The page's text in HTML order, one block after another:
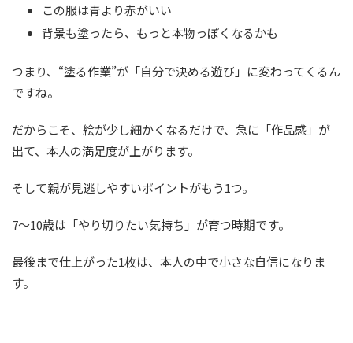
この服は青より赤がいい
背景も塗ったら、もっと本物っぽくなるかも
つまり、“塗る作業”が「自分で決める遊び」に変わってくるん
ですね。
だからこそ、絵が少し細かくなるだけで、急に「作品感」が
出て、本人の満足度が上がります。
そして親が見逃しやすいポイントがもう1つ。
7〜10歳は「やり切りたい気持ち」が育つ時期です。
最後まで仕上がった1枚は、本人の中で小さな自信になりま
す。